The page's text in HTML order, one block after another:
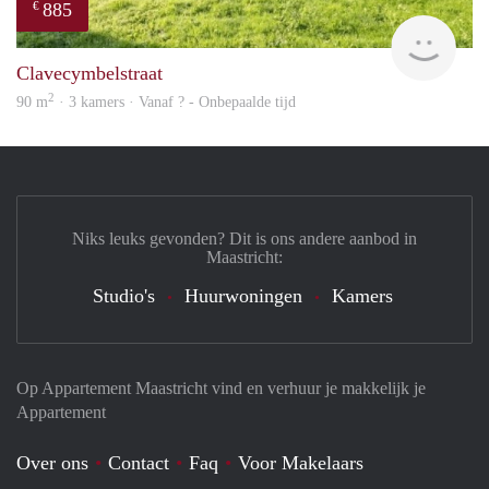
€ 885
Clavecymbelstraat
90 m2 · 3 kamers · Vanaf ? - Onbepaalde tijd
Op Appartement Maastricht vind en verhuur je makkelijk je
Appartement
Over ons Contact Faq Voor Makelaars
Niks leuks gevonden? Dit is ons andere aanbod in
Maastricht:
Studio's Huurwoningen Kamers